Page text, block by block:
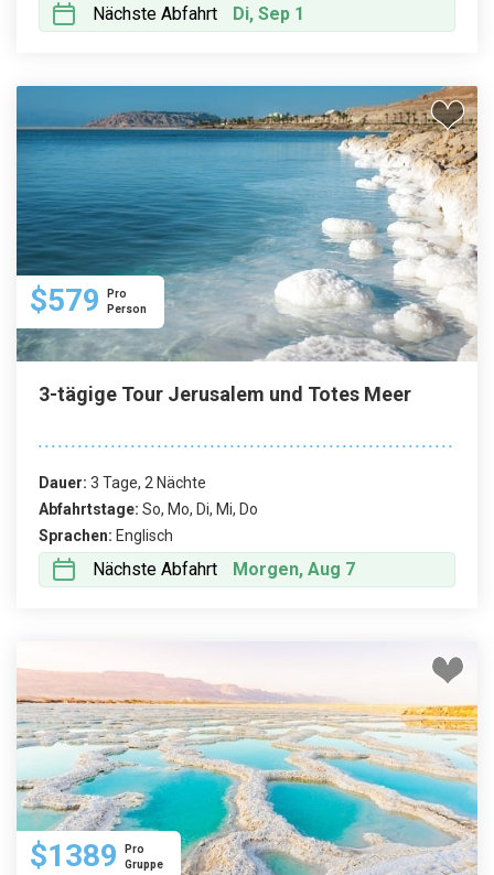
Nächste Abfahrt Di, Sep 1
$579
Pro
Person
3-tägige Tour Jerusalem und Totes Meer
Dauer: 3 Tage, 2 Nächte
Abfahrtstage: So, Mo, Di, Mi, Do
Sprachen: Englisch
Nächste Abfahrt Morgen, Aug 7
$1389
Pro
Gruppe